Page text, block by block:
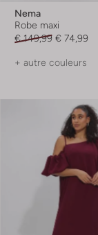
Nema
Robe maxi
€ 149,99 € 74,99
+ autre couleurs